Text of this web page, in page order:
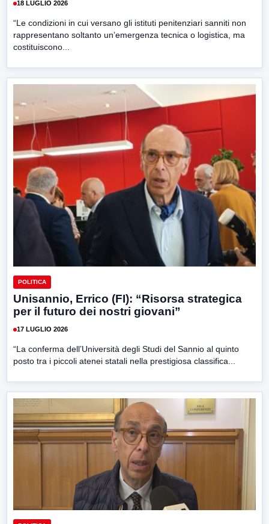
18 LUGLIO 2026
“Le condizioni in cui versano gli istituti penitenziari sanniti non
rappresentano soltanto un’emergenza tecnica o logistica, ma
costituiscono...
POLITICA
Unisannio, Errico (FI): “Risorsa strategica
per il futuro dei nostri giovani”
17 LUGLIO 2026
“La conferma dell’Università degli Studi del Sannio al quinto
posto tra i piccoli atenei statali nella prestigiosa classifica...